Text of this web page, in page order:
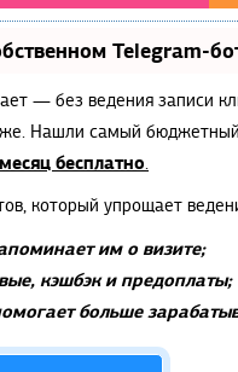
Telegram-
— без ведения записи
Нашли самый
бесплатно.
который упрощает
им о визите;
кэшбэк и предоплаты;
больше